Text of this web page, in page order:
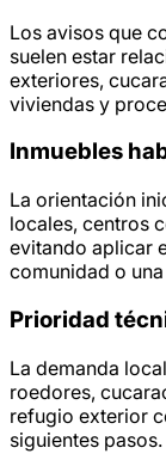
Los avisos que
suelen estar
exteriores,
viviendas y
Inmuebles
La orientación
locales, centros
evitando aplicar
comunidad o
Prioridad
La demanda
roedores,
refugio exterior
siguientes pasos.